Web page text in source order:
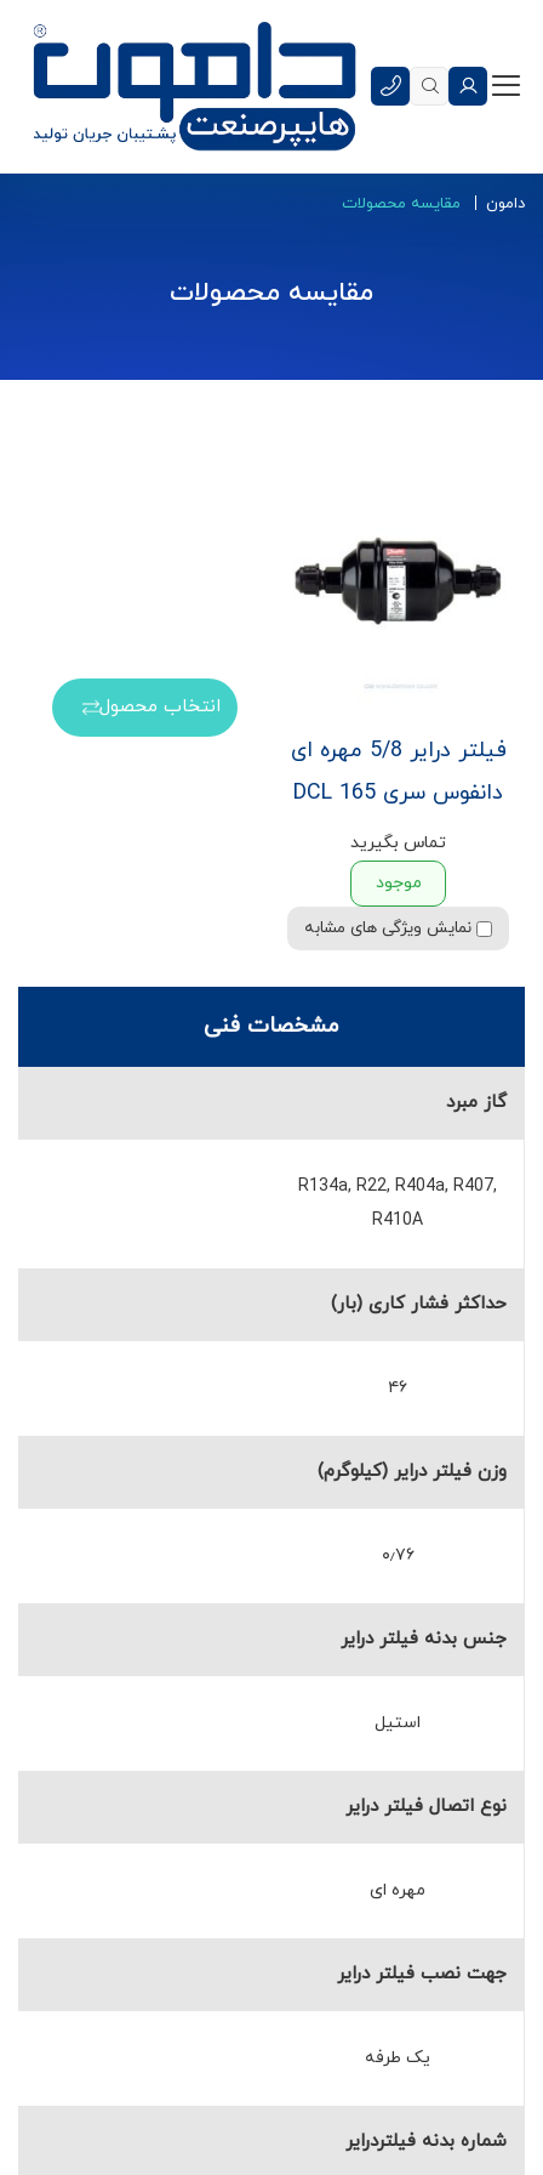
دامون مقایسه محصولات
مقایسه محصولات
فیلتر درایر 5/8 مهره ای
دانفوس سری DCL 165
تماس بگیرید
موجود
نمایش ویژگی های مشابه
انتخاب محصول
مشخصات فنی
گاز مبرد
R134a, R22, R404a, R407,
R410A
حداکثر فشار کاری (بار)
۴۶
وزن فیلتر درایر (کیلوگرم)
۰٫۷۶
جنس بدنه فیلتر درایر
استیل
نوع اتصال فیلتر درایر
مهره ای
جهت نصب فیلتر درایر
یک طرفه
شماره بدنه فیلتردرایر